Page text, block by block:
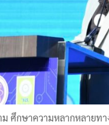
ศึกษาความหลากหลายทา